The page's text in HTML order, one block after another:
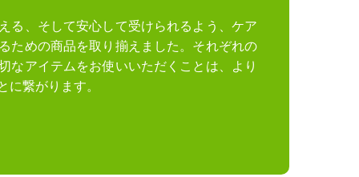
る、そして安心して受けられるよう、ケア
ための商品を取り揃えました。それぞれの
なアイテムをお使いいただくことは、より
に繋がります。